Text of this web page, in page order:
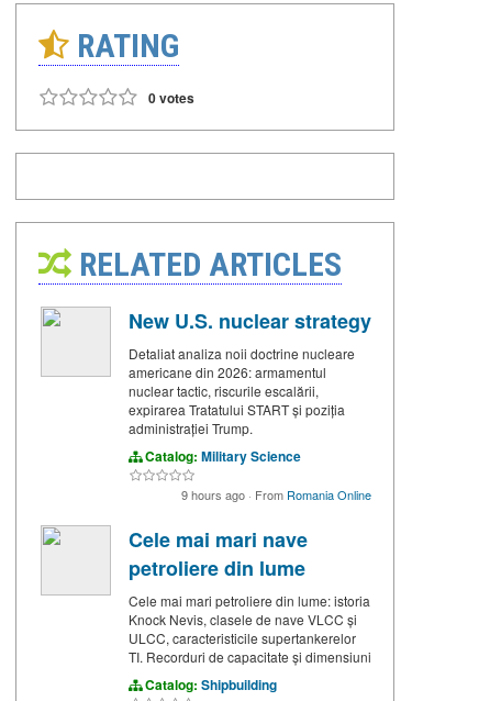
RATING
0 votes
RELATED ARTICLES
New U.S. nuclear strategy
Detaliat analiza noii doctrine nucleare
americane din 2026: armamentul
nuclear tactic, riscurile escalării,
expirarea Tratatului START și poziția
administrației Trump.
Catalog: Military Science
9 hours ago · From Romania Online
Cele mai mari nave
petroliere din lume
Cele mai mari petroliere din lume: istoria
Knock Nevis, clasele de nave VLCC și
ULCC, caracteristicile supertankerelor
TI. Recorduri de capacitate și dimensiuni
Catalog: Shipbuilding